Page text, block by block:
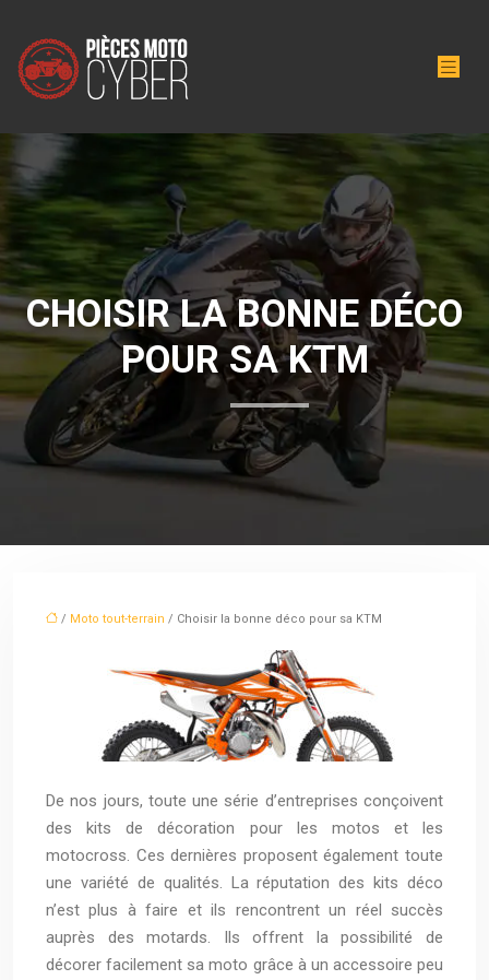
CHOISIR LA BONNE DÉCO
POUR SA KTM
/ Moto tout-terrain / Choisir la bonne déco pour sa KTM
De nos jours, toute une série d’entreprises conçoivent
des kits de décoration pour les motos et les
motocross. Ces dernières proposent également toute
une variété de qualités. La réputation des kits déco
n’est plus à faire et ils rencontrent un réel succès
auprès des motards. Ils offrent la possibilité de
décorer facilement sa moto grâce à un accessoire peu